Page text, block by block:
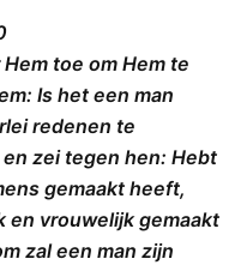
toe om Hem te
Is het een man
redenen te
zei tegen hen: Hebt
gemaakt heeft,
en vrouwelijk gemaakt
zal een man zijn